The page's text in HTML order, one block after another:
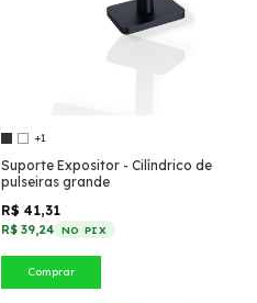
+1
Suporte Expositor - Cilíndrico de
pulseiras grande
R$ 41,31
R$ 39,24 NO PIX
Comprar